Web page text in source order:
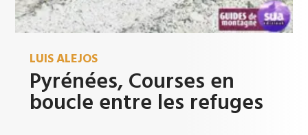
LUIS ALEJOS
Pyrénées, Courses en
boucle entre les refuges